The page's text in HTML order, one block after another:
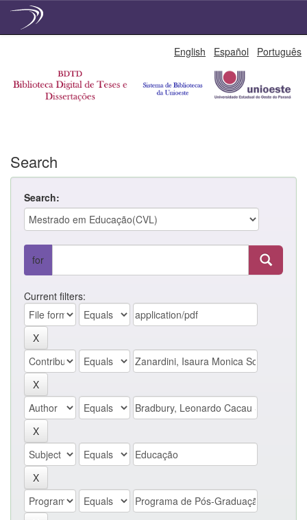
English Español Português
Search
Search:
for
Current filters: